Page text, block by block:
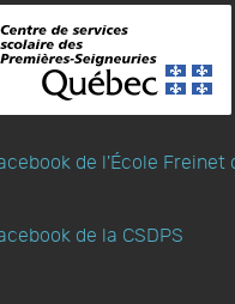
de l'École Freinet
de la CSDPS